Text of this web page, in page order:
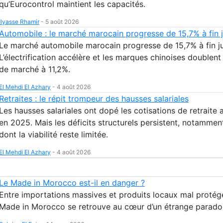
maintient les capacités.
Ilyasse Rhamir- 5 août 2026
Automobile : le marché marocain progresse de 15,7% à fin
Le marché automobile marocain progresse de 15,7% à fin
L’électrification accélère et les marques chinoises
marché à 11,2%.
El Mehdi El Azhary - 4 août 2026
Retraites : le répit trompeur des hausses salariales
Les hausses salariales ont dopé les cotisations de retraite
2025. Mais les déficits structurels persistent,
la viabilité reste limitée.
El Mehdi El Azhary - 4 août 2026
Le Made in Morocco est-il en danger ?
Entre importations massives et produits locaux mal
Made in Morocco se retrouve au cœur d’un étrange